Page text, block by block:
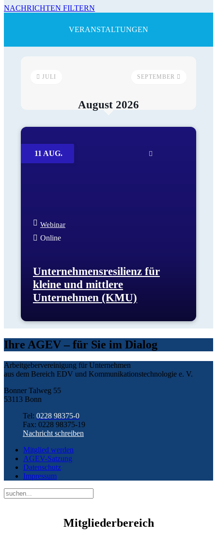
NACHRICHTEN FILTERN
VERANSTALTUNGEN
JULI
August 2026
SEPTEMBER
11 AUG.
Webinar
Online
Unternehmensresilienz für
kleine und mittlere
Unternehmen (KMU)
Ihre AGEV – für Sie im Dialog
Arbeitgebervereinigung für Unternehmen
aus dem Bereich EDV und Kommunikationstechnologie e. V.
Bonner Talweg 55
53113 Bonn
Tel: 0228 98375-0
Fax: 0228 98375-19
Nachricht schreiben
Mitglied werden
AGEV-Satzung
Datenschutz
Impressum
Mitgliederbereich